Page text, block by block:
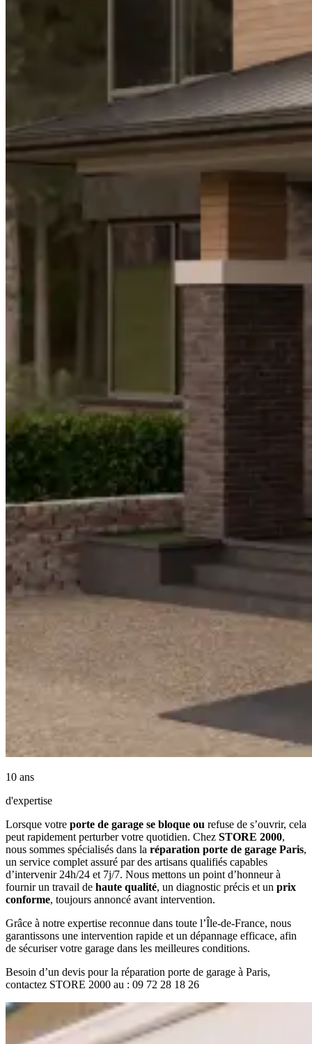
10 ans
d'expertise
Lorsque votre porte de garage se bloque ou refuse de s’ouvrir, cela
peut rapidement perturber votre quotidien. Chez STORE 2000,
nous sommes spécialisés dans la réparation porte de garage Paris,
un service complet assuré par des artisans qualifiés capables
d’intervenir 24h/24 et 7j/7. Nous mettons un point d’honneur à
fournir un travail de haute qualité, un diagnostic précis et un prix
conforme, toujours annoncé avant intervention.
Grâce à notre expertise reconnue dans toute l’Île-de-France, nous
garantissons une intervention rapide et un dépannage efficace, afin
de sécuriser votre garage dans les meilleures conditions.
Besoin d’un devis pour la réparation porte de garage à Paris,
contactez STORE 2000 au : 09 72 28 18 26